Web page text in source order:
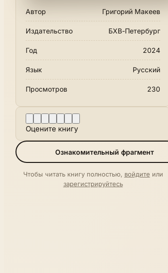
Автор Григорий Макеев
Издательство БХВ-Петербург
Год 2024
Язык Русский
Просмотров 230
Оцените книгу
Ознакомительный фрагмент
Чтобы читать книгу полностью, войдите или
зарегистрируйтесь